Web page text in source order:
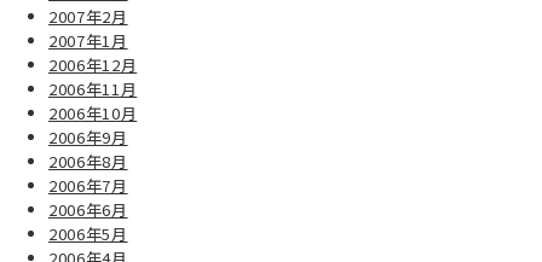
2007年2月
2007年1月
2006年12月
2006年11月
2006年10月
2006年9月
2006年8月
2006年7月
2006年6月
2006年5月
2006年4月